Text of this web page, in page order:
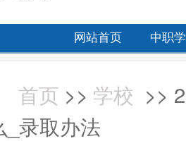
网站首页 中职
首页 >> 学校 >>
录取办法